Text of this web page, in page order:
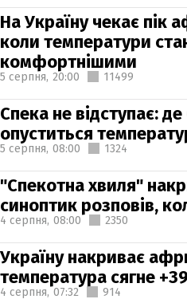
На Україну чекає пік
коли температури
комфортнішими
5 серпня, 20:00 11499
Спека не відступає:
опуститься
5 серпня, 08:00 1324
"Спекотна хвиля"
синоптик розповів,
4 серпня, 08:00 2350
Україну накриває
температура сягне
4 серпня, 07:32 914